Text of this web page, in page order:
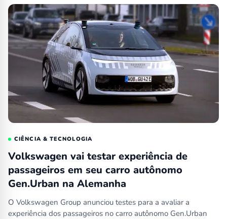
CIÊNCIA & TECNOLOGIA
Volkswagen vai testar experiência de
passageiros em seu carro autônomo
Gen.Urban na Alemanha
O Volkswagen Group anunciou testes para a avaliar a
experiência dos passageiros no carro autônomo Gen.Urban